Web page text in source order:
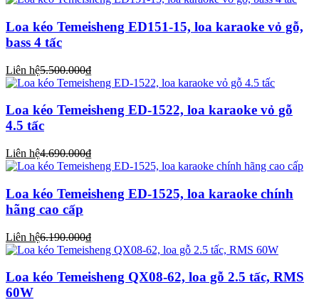
Loa kéo Temeisheng ED151-15, loa karaoke vỏ gỗ,
bass 4 tấc
Liên hệ5.500.000₫
Loa kéo Temeisheng ED-1522, loa karaoke vỏ gỗ
4.5 tấc
Liên hệ4.690.000₫
Loa kéo Temeisheng ED-1525, loa karaoke chính
hãng cao cấp
Liên hệ6.190.000₫
Loa kéo Temeisheng QX08-62, loa gỗ 2.5 tấc, RMS
60W